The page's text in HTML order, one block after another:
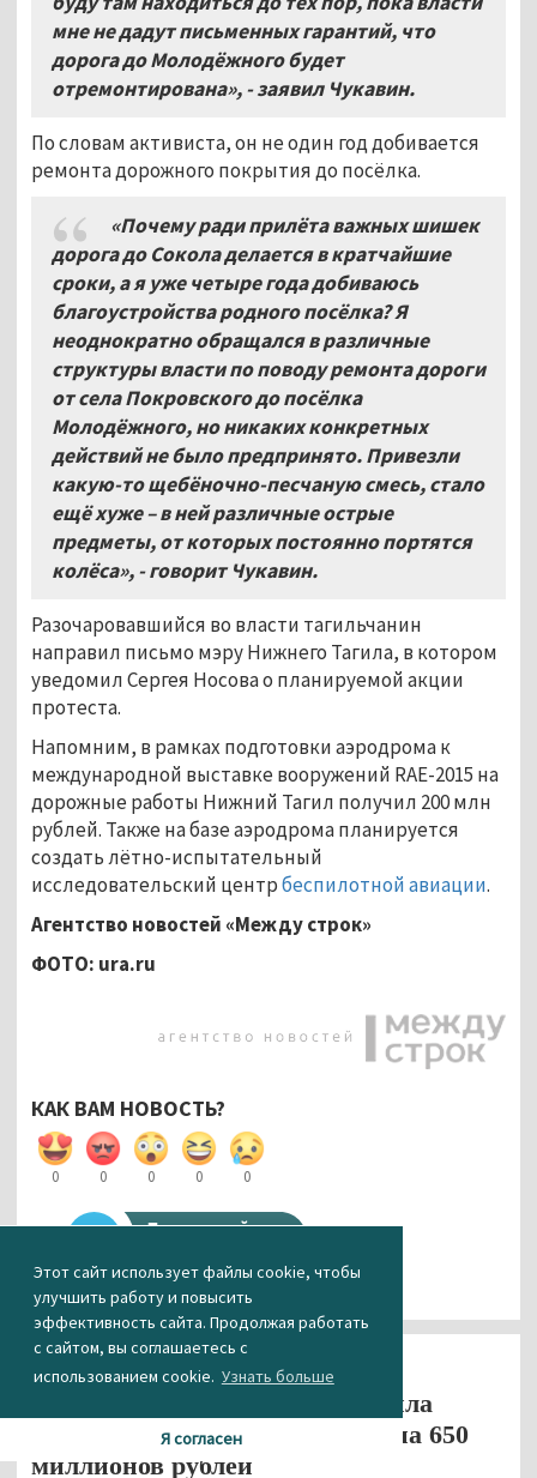
Этот сайт использует файлы cookie, чтобы
улучшить работу и повысить
эффективность сайта. Продолжая работать
с сайтом, вы соглашаетесь с
использованием cookie. Узнать больше
Я согласен
мне не дадут письменных гарантий, что
дорога до Молодёжного будет
отремонтирована», - заявил Чукавин.
По словам активиста, он не один год добивается
ремонта дорожного покрытия до посёлка.
«Почему ради прилёта важных шишек
дорога до Сокола делается в кратчайшие
сроки, а я уже четыре года добиваюсь
благоустройства родного посёлка? Я
неоднократно обращался в различные
структуры власти по поводу ремонта дороги
от села Покровского до посёлка
Молодёжного, но никаких конкретных
действий не было предпринято. Привезли
какую-то щебёночно-песчаную смесь, стало
ещё хуже – в ней различные острые
предметы, от которых постоянно портятся
колёса», - говорит Чукавин.
Разочаровавшийся во власти тагильчанин
направил письмо мэру Нижнего Тагила, в котором
уведомил Сергея Носова о планируемой акции
протеста.
Напомним, в рамках подготовки аэродрома к
международной выставке вооружений RAE-2015 на
дорожные работы Нижний Тагил получил 200 млн
рублей. Также на базе аэродрома планируется
создать лётно-испытательный
исследовательский центрбеспилотной авиации.
Агентство новостей «Между строк»
ФОТО: ura.ru
КАК ВАМ НОВОСТЬ?
0 0 0 0 0
Общество
Администрация Нижнего Тагила
оформила два новых кредита на 650
миллионов рублей